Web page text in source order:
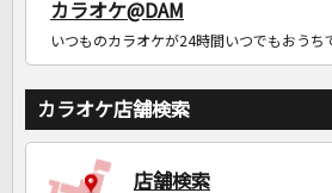
カラオケ@DAM
いつものカラオケが24時間いつでもおうち
カラオケ店舗検索
店舗検索